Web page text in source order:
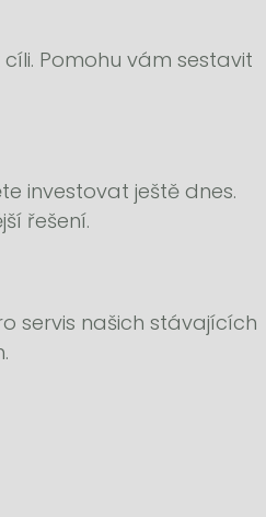
Pomohu vám sestavit
investovat ještě dnes.
řešení.
servis našich stávajících